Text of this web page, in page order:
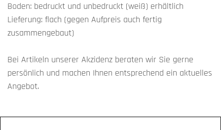
Boden: bedruckt und unbedruckt (weiß) erhältlich
Lieferung: flach (gegen Aufpreis auch fertig
zusammengebaut)
Bei Artikeln unserer Akzidenz beraten wir Sie gerne
persönlich und machen Ihnen entsprechend ein aktuelles
Angebot.